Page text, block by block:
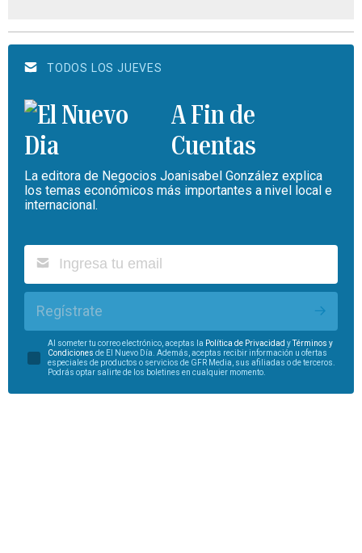
TODOS LOS JUEVES
A Fin de
Cuentas
La editora de Negocios Joanisabel González explica
los temas económicos más importantes a nivel local e
internacional.
Regístrate
Al someter tu correo electrónico, aceptas la Política de Privacidad yTérminos y
Condiciones de El Nuevo Día. Además, aceptas recibir información u ofertas
especiales de productos o servicios de GFR Media, sus afiliadas o de terceros.
Podrás optar salirte de los boletines en cualquier momento.